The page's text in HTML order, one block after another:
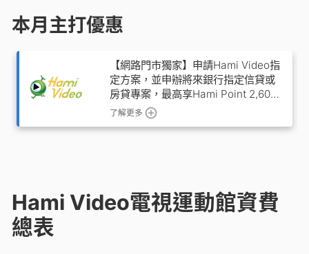
本月主打優惠
【網路門市獨家】申請Hami Video指
定方案，並申辦將來銀行指定信貸或
房貸專案，最高享Hami Point 2,600
點
了解更多
Hami Video電視運動館資費
總表